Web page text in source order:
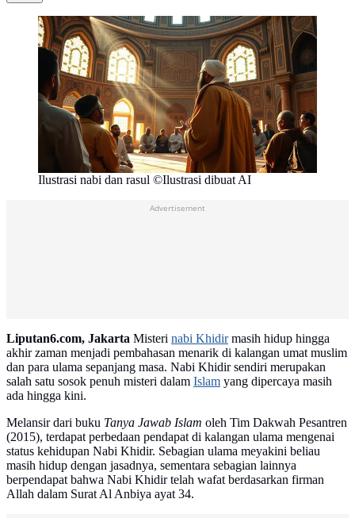
Ilustrasi nabi dan rasul ©Ilustrasi dibuat AI
Advertisement
Liputan6.com, Jakarta Misteri nabi Khidirmasih hidup hingga
akhir zaman menjadi pembahasan menarik di kalangan umat muslim
dan para ulama sepanjang masa. Nabi Khidir sendiri merupakan
salah satu sosok penuh misteri dalam Islam yang dipercaya masih
ada hingga kini.
Melansir dari buku Tanya Jawab Islam oleh Tim Dakwah Pesantren
(2015), terdapat perbedaan pendapat di kalangan ulama mengenai
status kehidupan Nabi Khidir. Sebagian ulama meyakini beliau
masih hidup dengan jasadnya, sementara sebagian lainnya
berpendapat bahwa Nabi Khidir telah wafat berdasarkan firman
Allah dalam Surat Al Anbiya ayat 34.